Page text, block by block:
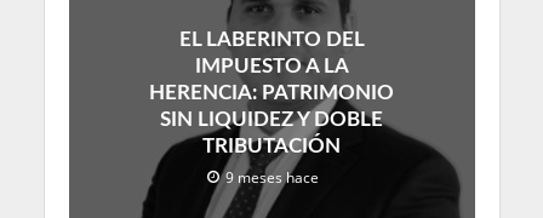
EL LABERINTO DEL
IMPUESTO A LA
HERENCIA: PATRIMONIO
SIN LIQUIDEZ Y DOBLE
TRIBUTACIÓN
9 meses hace